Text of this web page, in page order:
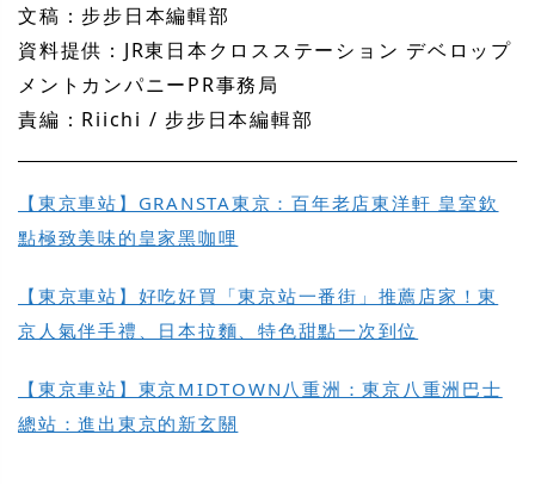
文稿：步步日本編輯部
資料提供：JR東日本クロスステーション デベロップ
メントカンパニーPR事務局
責編：Riichi / 步步日本編輯部
【東京車站】GRANSTA東京：百年老店東洋軒 皇室欽
點極致美味的皇家黑咖哩
【東京車站】好吃好買「東京站一番街」推薦店家！東
京人氣伴手禮、日本拉麵、特色甜點一次到位
【東京車站】東京MIDTOWN八重洲：東京八重洲巴士
總站：進出東京的新玄關